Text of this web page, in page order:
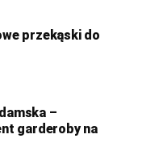
przekąski do
–
garderoby na